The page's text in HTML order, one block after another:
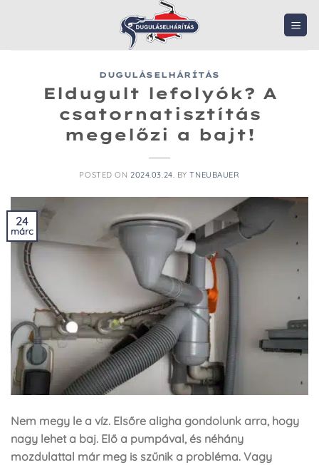
DUGULÁSELHÁRÍTÁS
Eldugult lefolyók? A
csatornatisztítás
megelőzi a bajt!
POSTED ON2024.03.24. BYTNEUBAUER
24
márc
Nem megy le a víz. Elsőre aligha gondolunk arra, hogy
nagy lehet a baj. Elő a pumpával, és néhány
mozdulattal már meg is szűnik a probléma. Vagy